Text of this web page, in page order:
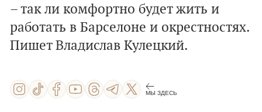
– так ли комфортно будет жить и
работать в Барселоне и окрестностях.
Пишет Владислав Кулецкий.
МЫ ЗДЕСЬ